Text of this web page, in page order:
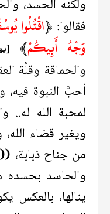
ولكنه الحسد،
فقالوا: ﴿اقْتُلُوا
وَجْهُ أَبِيكُمْ﴾
والحماقة وقلَّة
أحبَّ النبوة فيه،
لمحبة الله له..
ويغير قضاء
من جناح ذبابة،
والحاسد بحسده
ينالها،